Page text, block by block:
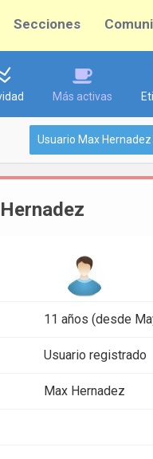
Secciones
Más activas
Usuario Max Hernadez
11 años (desde
Usuario registrado
Max Hernadez